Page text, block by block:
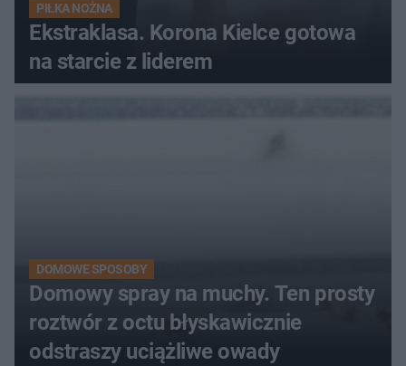
PIŁKA NOŻNA
Ekstraklasa. Korona Kielce gotowa
na starcie z liderem
DOMOWE SPOSOBY
Domowy spray na muchy. Ten prosty
roztwór z octu błyskawicznie
odstraszy uciążliwe owady